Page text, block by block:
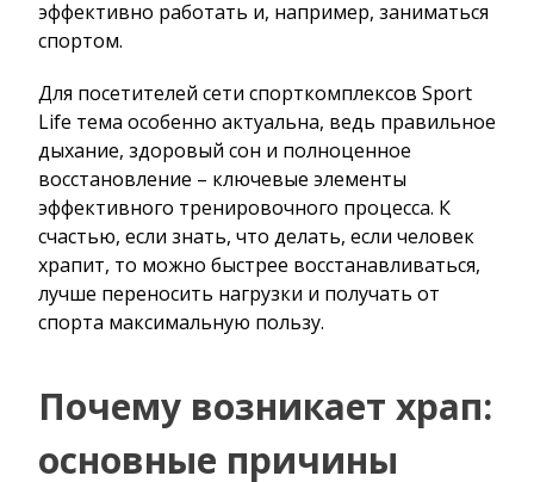
эффективно работать и, например, заниматься
спортом.
Для посетителей сети спорткомплексов Sport
Life тема особенно актуальна, ведь правильное
дыхание, здоровый сон и полноценное
восстановление – ключевые элементы
эффективного тренировочного процесса. К
счастью, если знать, что делать, если человек
храпит, то можно быстрее восстанавливаться,
лучше переносить нагрузки и получать от
спорта максимальную пользу.
Почему возникает храп:
основные причины